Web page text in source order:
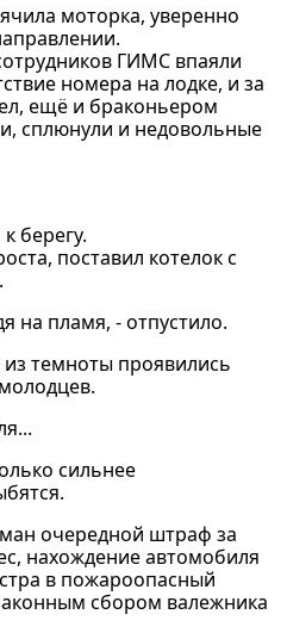
моторка, уверенно
ГИМС впаяли
номера на лодке, и за
ещё и браконьером
сплюнули и недовольные
берегу.
поставил котелок с
на пламя, - отпустило.
темноты проявились
сильнее
очередной штраф за
нахождение автомобиля
в пожароопасный
сбором валежника